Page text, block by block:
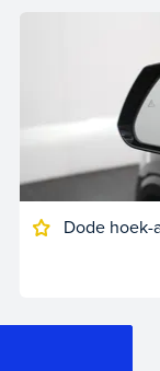
Dode hoek-